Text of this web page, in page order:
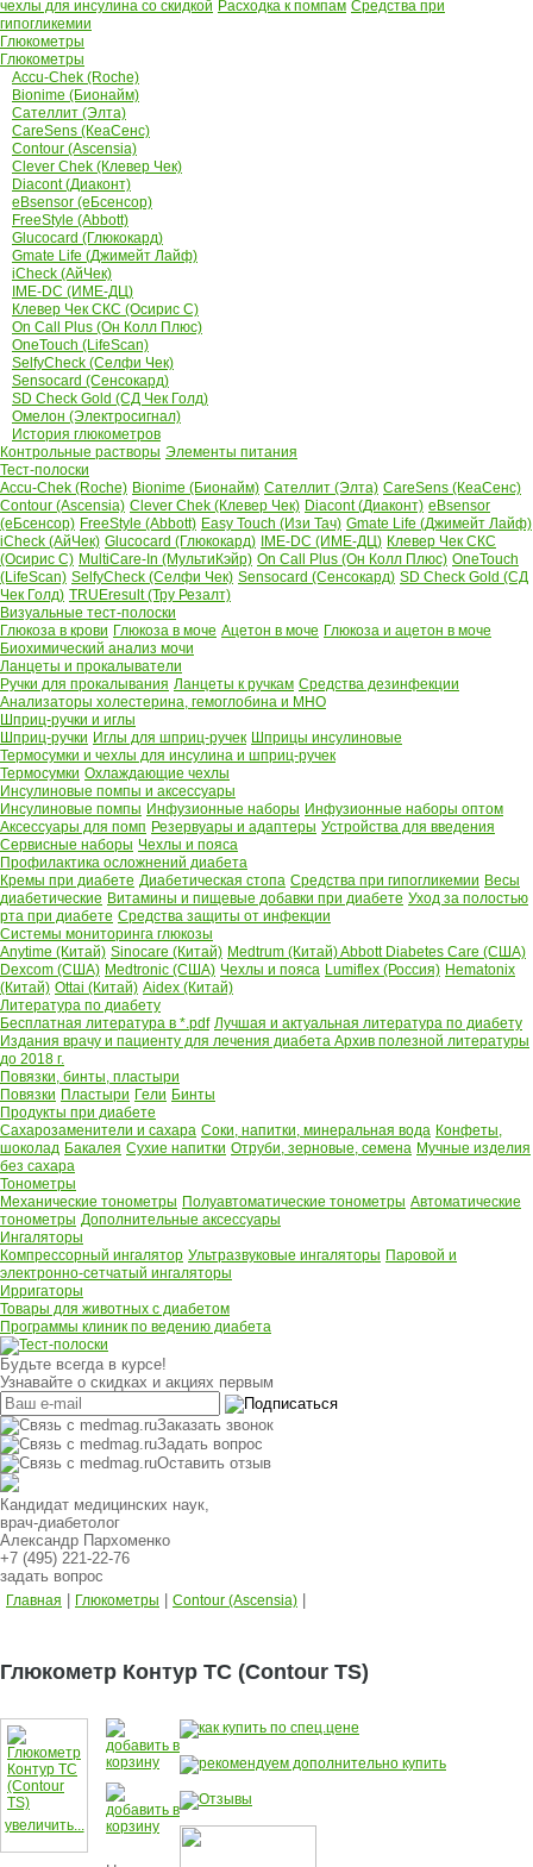
чехлы для инсулина со скидкой Расходка к помпам Средства при
гипогликемии
Глюкометры
Глюкометры
Accu-Chek (Roche)
Bionime (Бионайм)
Сателлит (Элта)
CareSens (КеаСенс)
Contour (Ascensia)
Clever Chek (Клевер Чек)
Diacont (Диаконт)
eBsensor (еБсенсор)
FreeStyle (Abbott)
Glucocard (Глюкокард)
Gmate Life (Джимейт Лайф)
iCheck (АйЧек)
IME-DC (ИМЕ-ДЦ)
Клевер Чек СКС (Осирис С)
On Call Plus (Он Колл Плюс)
OneTouch (LifeScan)
SelfyCheck (Селфи Чек)
Sensocard (Сенсокард)
SD Check Gold (СД Чек Голд)
Омелон (Электросигнал)
История глюкометров
Контрольные растворы Элементы питания
Тест-полоски
Accu-Chek (Roche) Bionime (Бионайм) Сателлит (Элта) CareSens (КеаСенс)
Contour (Ascensia) Clever Chek (Клевер Чек) Diacont (Диаконт) eBsensor
(еБсенсор) FreeStyle (Abbott) Easy Touch (Изи Тач) Gmate Life (Джимейт Лайф)
iCheck (АйЧек) Glucocard (Глюкокард) IME-DC (ИМЕ-ДЦ) Клевер Чек СКС
(Осирис С) MultiCare-In (МультиКэйр) On Call Plus (Он Колл Плюс) OneTouch
(LifeScan) SelfyCheck (Селфи Чек) Sensocard (Сенсокард) SD Check Gold (СД
Чек Голд) TRUEresult (Тру Резалт)
Визуальные тест-полоски
Глюкоза в крови Глюкоза в моче Ацетон в моче Глюкоза и ацетон в моче
Биохимический анализ мочи
Ланцеты и прокалыватели
Ручки для прокалывания Ланцеты к ручкам Средства дезинфекции
Анализаторы холестерина, гемоглобина и МНО
Шприц-ручки и иглы
Шприц-ручки Иглы для шприц-ручек Шприцы инсулиновые
Термосумки и чехлы для инсулина и шприц-ручек
Термосумки Охлаждающие чехлы
Инсулиновые помпы и аксессуары
Инсулиновые помпы Инфузионные наборы Инфузионные наборы оптом
Аксессуары для помп Резервуары и адаптеры Устройства для введения
Сервисные наборы Чехлы и пояса
Профилактика осложнений диабета
Кремы при диабете Диабетическая стопа Средства при гипогликемии Весы
диабетические Витамины и пищевые добавки при диабете Уход за полостью
рта при диабете Средства защиты от инфекции
Системы мониторинга глюкозы
Anytime (Китай) Sinocare (Китай) Medtrum (Китай)Abbott Diabetes Care (США)
Dexcom (США) Medtronic (США) Чехлы и пояса Lumiflex (Россия) Hematonix
(Китай) Ottai (Китай) Aidex (Китай)
Литература по диабету
Бесплатная литература в *.pdf Лучшая и актуальная литература по диабету
Издания врачу и пациенту для лечения диабета Архив полезной литературы
до 2018 г.
Повязки, бинты, пластыри
Повязки Пластыри Гели Бинты
Продукты при диабете
Сахарозаменители и сахара Соки, напитки, минеральная вода Конфеты,
шоколад Бакалея Сухие напитки Отруби, зерновые, семена Мучные изделия
без сахара
Тонометры
Механические тонометры Полуавтоматические тонометры Автоматические
тонометры Дополнительные аксессуары
Ингаляторы
Компрессорный ингалятор Ультразвуковые ингаляторы Паровой и
электронно-сетчатый ингаляторы
Ирригаторы
Товары для животных с диабетом
Программы клиник по ведению диабета
Будьте всегда в курсе!
Узнавайте о скидках и акциях первым
Заказать звонок
Задать вопрос
Оставить отзыв
Кандидат медицинских наук,
врач-диабетолог
Александр Пархоменко
+7 (495) 221-22-76
задать вопрос
Главная Глюкометры Contour (Ascensia)
Глюкометр Контур ТС (Contour TS)
увеличить...